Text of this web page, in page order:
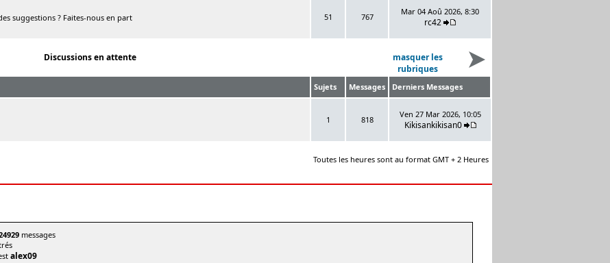
suggestions ? Faites-nous en part 51 767
Mar 04 Aoû 2026, 8:30
rc42
Discussions en attente
masquer les
rubriques
Sujets Messages Derniers Messages
1 818
Ven 27 Mar 2026, 10:05
Kikisankikisan0
Toutes les heures sont au format GMT + 2 Heures
messages
alex09